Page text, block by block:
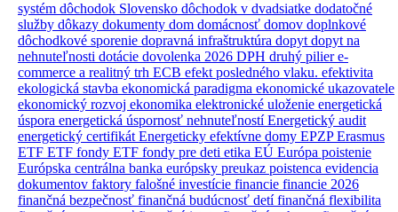
systém dôchodok Slovensko dôchodok v dvadsiatke dodatočné
služby dôkazy dokumenty dom domácnosť domov doplnkové
dôchodkové sporenie dopravná infraštruktúra dopyt dopyt na
nehnuteľnosti dotácie dovolenka 2026 DPH druhý piliere-
commerce a realitný trh ECB efekt posledného vlaku. efektivita
ekologická stavba ekonomická paradigma ekonomické ukazovatele
ekonomický rozvoj ekonomika elektronické uloženie energetická
úspora energetická úspornosť nehnuteľnostíEnergetický audit
energetický certifikát Energeticky efektívne domy EPZPErasmus
ETF ETF fondy ETF fondy pre deti etika EÚ Európa poistenie
Európska centrálna banka európsky preukaz poistenca evidencia
dokumentov faktory falošné investície financie financie 2026
finančná bezpečnosť finančná budúcnosť detífinančná flexibilita